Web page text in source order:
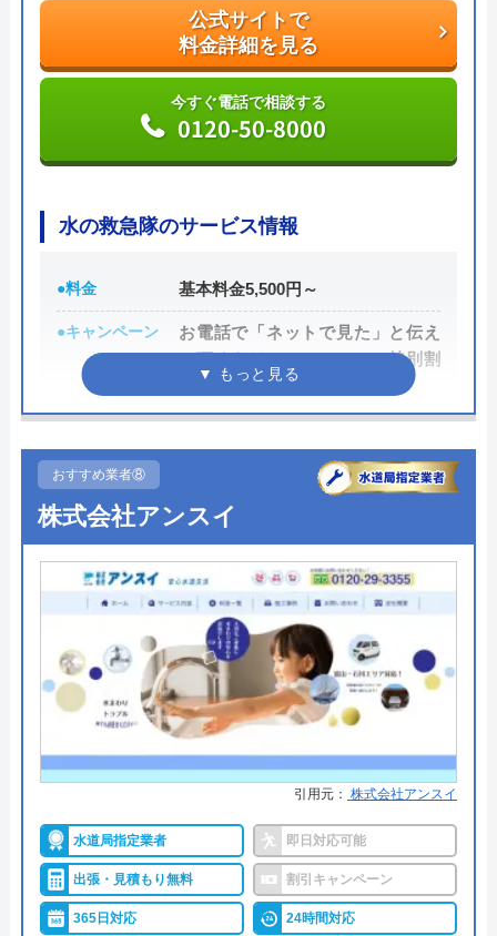
0120-041-904
Benryの基本情報
運営会社 株式会社ベンリーコーポレーション
創業・設立 1990年5月
愛知県清須市西枇杷島町古城2丁目10-
1
対応エリア 全国
公式サイトで
料金詳細を見る
今すぐ電話で相談する
0120-50-8000
水の救急隊のサービス情報
●料金 基本料金5,500円～
●キャンペーン
お電話で「ネットで見た」と伝え
て頂くだけでOK！WEBの特別割
引3,000円OFF
います
24時間365日受付対応！
●定休日 年中無休
●出張見積もり 出張見積もり無料
現金、クレジットカード、NP後払
い、QRコード決済
●累計実績 累計50万件
PL保険加入修繕工事や施工後に、
不備や不具合があり被害を被った
場合の【生産物賠償責任保険】に
加入しています。
詳細は公式HPでご確認ください
水の救急隊がおすすめの理由
おすすめ業者⑧
株式会社アンスイ
引用元： 株式会社アンスイ
水道局指定業者 即日対応可能
出張・見積もり無料 割引キャンペーン
365日対応 24時間対応